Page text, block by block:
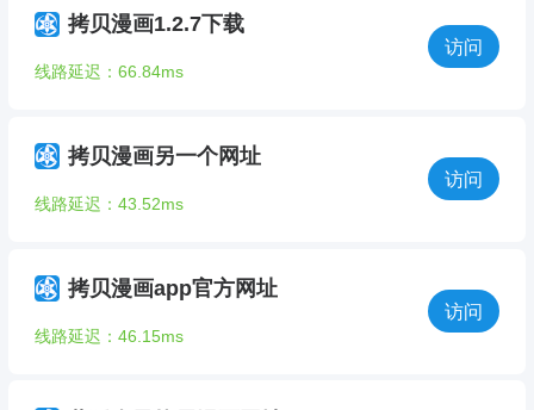
拷贝漫画1.2.7下载
线路延迟：66.84ms
访问
拷贝漫画另一个网址
线路延迟：43.52ms
访问
拷贝漫画app官方网址
线路延迟：46.15ms
访问